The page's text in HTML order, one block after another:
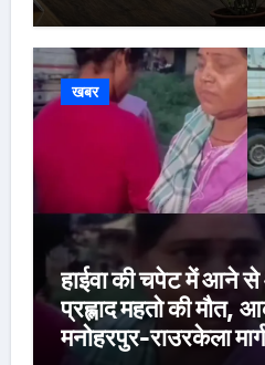
खबर
हाईवा की चपेट में आने
प्रह्लाद महतो की मौत,
मनोहरपुर-राउरकेला